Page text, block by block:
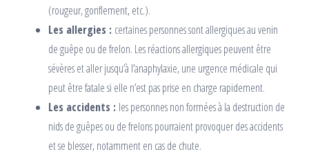
(rougeur, gonflement, etc.).
Les allergies : certaines personnes sont allergiques au venin
de guêpe ou de frelon. Les réactions allergiques peuvent être
sévères et aller jusqu’à l’anaphylaxie, une urgence médicale qui
peut être fatale si elle n’est pas prise en charge rapidement.
Les accidents : les personnes non formées à la destruction de
nids de guêpes ou de frelons pourraient provoquer des accidents
et se blesser, notamment en cas de chute.